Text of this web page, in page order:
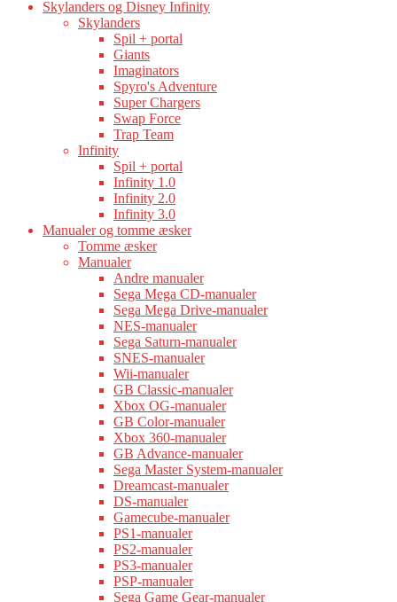
Skylanders og Disney Infinity
Skylanders
Spil + portal
Giants
Imaginators
Spyro's Adventure
Super Chargers
Swap Force
Trap Team
Infinity
Spil + portal
Infinity 1.0
Infinity 2.0
Infinity 3.0
Manualer og tomme æsker
Tomme æsker
Manualer
Andre manualer
Sega Mega CD-manualer
Sega Mega Drive-manualer
NES-manualer
Sega Saturn-manualer
SNES-manualer
Wii-manualer
GB Classic-manualer
Xbox OG-manualer
GB Color-manualer
Xbox 360-manualer
GB Advance-manualer
Sega Master System-manualer
Dreamcast-manualer
DS-manualer
Gamecube-manualer
PS1-manualer
PS2-manualer
PS3-manualer
PSP-manualer
Sega Game Gear-manualer